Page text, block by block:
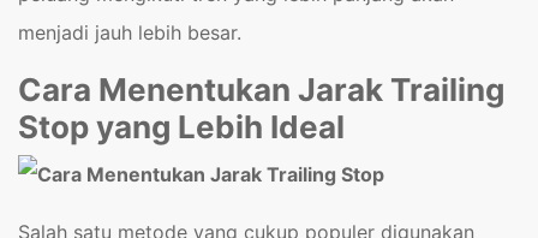
menjadi jauh lebih besar.
Cara Menentukan Jarak Trailing
Stop yang Lebih Ideal
Salah satu metode yang cukup populer digunakan